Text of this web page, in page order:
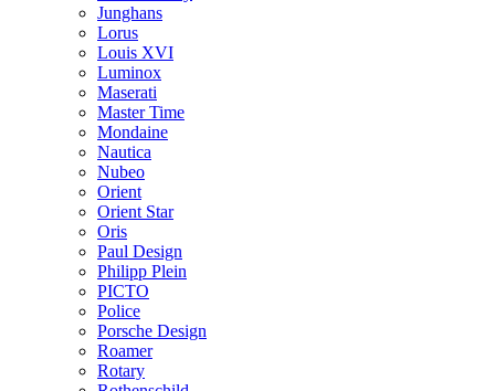
Junghans
Lorus
Louis XVI
Luminox
Maserati
Master Time
Mondaine
Nautica
Nubeo
Orient
Orient Star
Oris
Paul Design
Philipp Plein
PICTO
Police
Porsche Design
Roamer
Rotary